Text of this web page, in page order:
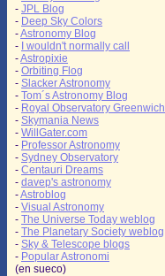
- JPL Blog
- Deep Sky Colors
-Astronomy Blog
- I wouldn't normally call
-Astropixie
- Orbiting Flog
- Slacker Astronomy
- Tom´s Astronomy Blog
- Royal Observatory Greenwich
- Skymania News
- WillGater.com
- Professor Astronomy
- Sydney Observatory
- Centauri Dreams
- davep's astronomy
-Astroblog
- Visual Astronomy
- The Universe Today weblog
- The Planetary Society weblog
- Sky & Telescope blogs
- Popular Astronomi
(en sueco)